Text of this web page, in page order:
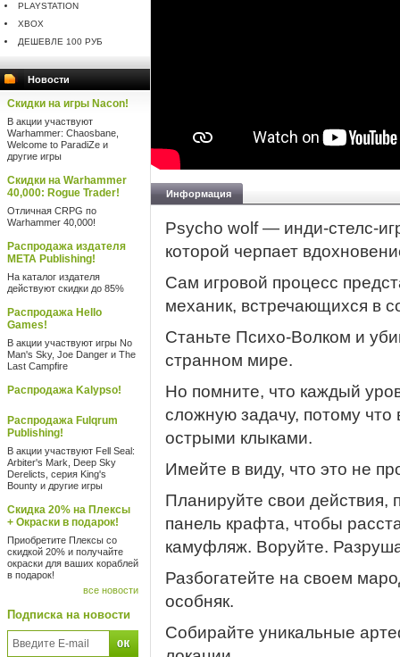
PLAYSTATION
XBOX
ДЕШЕВЛЕ 100 РУБ
Новости
Скидки на игры Nacon!
В акции участвуют
Warhammer: Chaosbane,
Welcome to ParadiZe и
другие игры
Скидки на Warhammer
40,000: Rogue Trader!
Отличная CRPG по
Warhammer 40,000!
Распродажа издателя
META Publishing!
На каталог издателя
действуют скидки до 85%
Распродажа Hello
Games!
В акции участвуют игры No
Man's Sky, Joe Danger и The
Last Campfire
Распродажа Kalypso!
Распродажа Fulqrum
Publishing!
В акции участвуют Fell Seal:
Arbiter's Mark, Deep Sky
Derelicts, серия King's
Bounty и другие игры
Скидка 20% на Плексы
+ Окраски в подарок!
Приобретите Плексы со
скидкой 20% и получайте
окраски для ваших кораблей
в подарок!
все новости
Подписка на новости
Информация
Psycho wolf — инди-стелс-
которой черпает
Сам игровой процесс
механик, встречающихся в
Станьте Психо-Волком и
странном мире.
Но помните, что каждый
сложную задачу, потому
острыми клыками.
Имейте в виду, что это не
Планируйте свои действия,
панель крафта, чтобы
камуфляж. Воруйте.
Разбогатейте на своем
особняк.
Собирайте уникальные